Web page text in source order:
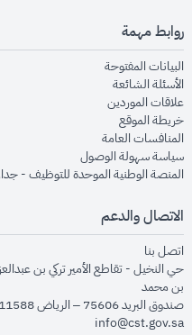
روابط مهمة
البيانات المفتوحةin new window
الأسئلة الشائعةopens in new window
علاقات الموردينin new window
خريطة الموقعopens in new window
المنافسات العامةin new window
سياسة سهولة الوصولnew window
المنصة الوطنية الموحدة للتوظيف -
الاتصال والدعم
اتصل بنا
حي النخيل - تقاطع الأمير تركي بن
بن محمد
صندوق البريد 75606 – الرياض 11588
info@cst.gov.sa